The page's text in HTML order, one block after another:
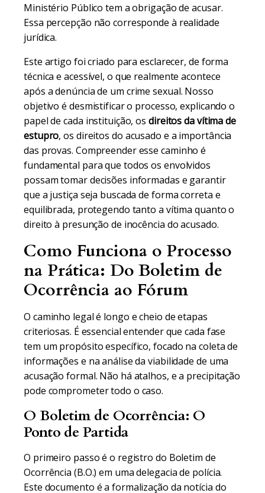
Ministério Público tem a obrigação de acusar.
Essa percepção não corresponde à realidade
jurídica.
Este artigo foi criado para esclarecer, de forma
técnica e acessível, o que realmente acontece
após a denúncia de um crime sexual. Nosso
objetivo é desmistificar o processo, explicando o
papel de cada instituição, os direitos da vítima de
estupro, os direitos do acusado e a importância
das provas. Compreender esse caminho é
fundamental para que todos os envolvidos
possam tomar decisões informadas e garantir
que a justiça seja buscada de forma correta e
equilibrada, protegendo tanto a vítima quanto o
direito à presunção de inocência do acusado.
Como Funciona o Processo
na Prática: Do Boletim de
Ocorrência ao Fórum
O caminho legal é longo e cheio de etapas
criteriosas. É essencial entender que cada fase
tem um propósito específico, focado na coleta de
informações e na análise da viabilidade de uma
acusação formal. Não há atalhos, e a precipitação
pode comprometer todo o caso.
O Boletim de Ocorrência: O
Ponto de Partida
O primeiro passo é o registro do Boletim de
Ocorrência (B.O.) em uma delegacia de polícia.
Este documento é a formalização da notícia do